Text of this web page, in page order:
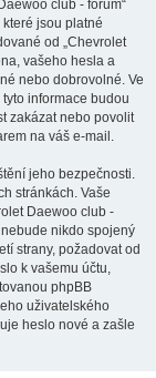
club - forum“
jsou platné
od „Chevrolet
vašeho hesla a
nebo dobrovolné. Ve
informace budou
zakázat nebo povolit
na váš e-mail.
jeho bezpečnosti.
stránkách. Vaše
Daewoo club -
nikdo spojený
strany, požadovat od
k vašemu účtu,
phpBB
uživatelského
heslo nové a zašle